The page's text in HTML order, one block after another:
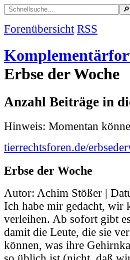
Forenübersicht RSS
Erbse der Woche
Anzahl Beiträge in
Hinweis: Momentan
tierrechtsforen.de/
Erbse der Woche
Autor: Achim Stößer |
Ich habe mir gedacht, wir
verleihen. Ab sofort gibt
damit die Leute, die sie
können, was ihre